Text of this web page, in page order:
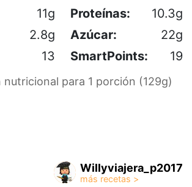
11g Proteínas:
10.3g
2.8g Azúcar:
22g
13 SmartPoints: 19
para 1 porción (129g)
Willyviajera_p2017